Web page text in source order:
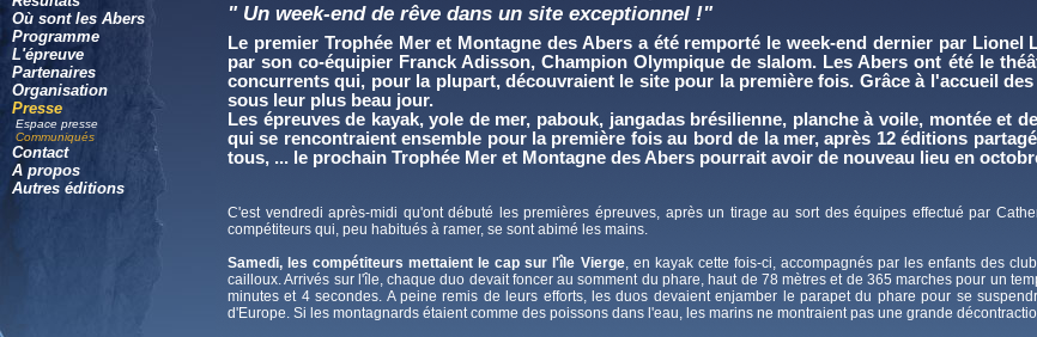
Où sont les Abers
Programme
L'épreuve
Partenaires
Organisation
Presse
Espace presse
Communiqués
Contact
A propos
Autres éditions
" Un week-end de rêve dans un site exceptionnel !"
Le premier Trophée Mer et Montagne des Abers a été remporté le week-end dernier par
par son co-équipier Franck Adisson, Champion Olympique de slalom. Les Abers ont été le
concurrents qui, pour la plupart, découvraient le site pour la première fois. Grâce à l'accueil
sous leur plus beau jour.
Les épreuves de kayak, yole de mer, pabouk, jangadas brésilienne, planche à voile, montée et
qui se rencontraient ensemble pour la première fois au bord de la mer, après 12 éditions
tous, ... le prochain Trophée Mer et Montagne des Abers pourrait avoir de nouveau lieu en
C'est vendredi après-midi qu'ont débuté les premières épreuves, après un tirage au sort des équipes effectué par
compétiteurs qui, peu habitués à ramer, se sont abimé les mains.
Samedi, les compétiteurs mettaient le cap sur l'île Vierge, en kayak cette fois-ci, accompagnés par les enfants des
cailloux. Arrivés sur l'île, chaque duo devait foncer au somment du phare, haut de 78 mètres et de 365 marches pour un
minutes et 4 secondes. A peine remis de leurs efforts, les duos devaient enjamber le parapet du phare pour se
d'Europe. Si les montagnards étaient comme des poissons dans l'eau, les marins ne montraient pas une grande